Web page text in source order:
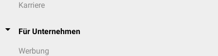
Karriere
Für Unternehmen
Werbung